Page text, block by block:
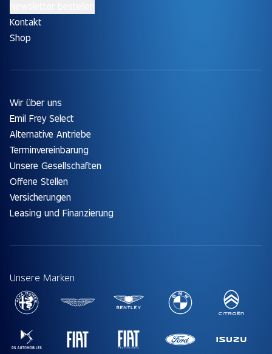
Kontakt
Shop
Wir über uns
Emil Frey Select
Alternative Antriebe
Terminvereinbarung
Unsere Gesellschaften
Offene Stellen
Versicherungen
Leasing und Finanzierung
Unsere Marken